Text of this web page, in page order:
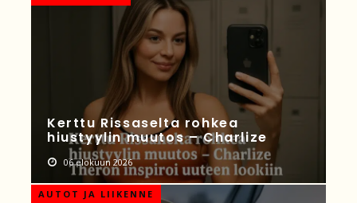
Kerttu Rissaselta rohkea
hiustyylin muutos – Charlize
06 elokuun 2026
AUTOT JA LIIKENNE